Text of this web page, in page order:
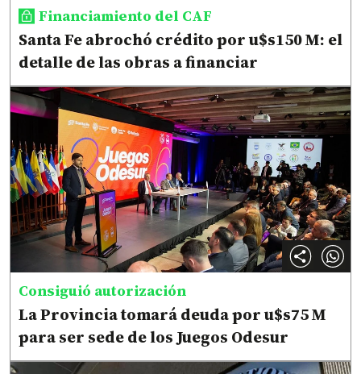
Financiamiento del CAF
Santa Fe abrochó crédito por u$s150 M: el
detalle de las obras a financiar
Consiguió autorización
La Provincia tomará deuda por u$s75 M
para ser sede de los Juegos Odesur